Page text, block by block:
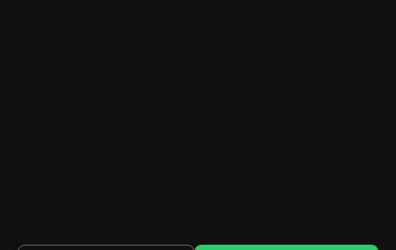
© 2026 AppleGang.cz – Všechna práva vyhrazena